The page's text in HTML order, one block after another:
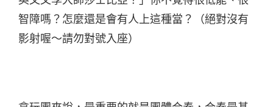
智障嗎？怎麼還是會有人上這種當？（絕對沒有
影射喔～請勿對號入座）